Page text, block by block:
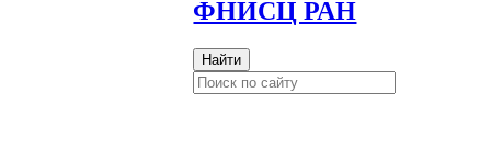
ФНИСЦ РАН
Найти